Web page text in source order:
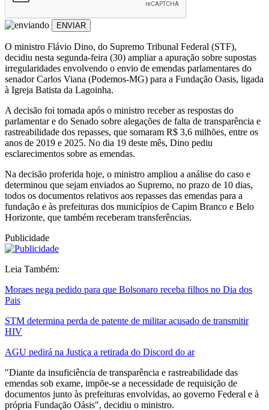
ENVIAR
O ministro Flávio Dino, do Supremo Tribunal Federal (STF),
decidiu nesta segunda-feira (30) ampliar a apuração sobre supostas
irregularidades envolvendo o envio de emendas parlamentares do
senador Carlos Viana (Podemos-MG) para a Fundação Oasis, ligada
à Igreja Batista da Lagoinha.
A decisão foi tomada após o ministro receber as respostas do
parlamentar e do Senado sobre alegações de falta de transparência e
rastreabilidade dos repasses, que somaram R$ 3,6 milhões, entre os
anos de 2019 e 2025. No dia 19 deste mês, Dino pediu
esclarecimentos sobre as emendas.
Na decisão proferida hoje, o ministro ampliou a análise do caso e
determinou que sejam enviados ao Supremo, no prazo de 10 dias,
todos os documentos relativos aos repasses das emendas para a
fundação e às prefeituras dos municípios de Capim Branco e Belo
Horizonte, que também receberam transferências.
Publicidade
Leia Também:
Moraes nega pedido para que Bolsonaro receba filhos no Dia dos
Pais
STM determina perda de patente de militar acusado de transmitir
HIV
AGU pedirá na Justiça a retirada do Discord do ar
"Diante da insuficiência de transparência e rastreabilidade das
emendas sob exame, impõe-se a necessidade de requisição de
documentos junto às prefeituras envolvidas, ao governo Federal e à
própria Fundação Oásis", decidiu o ministro.